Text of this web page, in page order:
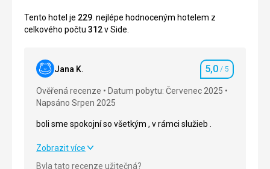
Tento hotel je 229 . nejlépe hodnoceným hotelem z
celkového počtu 312v Side.
Jana K. Hodnocení
5,0 / 5
Ověřená recenze
Datum pobytu: Červenec 2025
Napsáno Srpen 2025
boli sme spokojní so všetkým , v rámci služieb .
boli sme spokojní so všetkým , v rámci služieb .
Zobrazit více
Byla tato recenze užitečná?